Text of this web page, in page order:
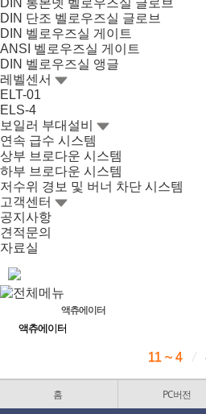
DIN 롱본넷 벨로우즈실 글로브
DIN 단조 벨로우즈실 글로브
DIN 벨로우즈실 게이트
ANSI 벨로우즈실 게이트
DIN 벨로우즈실 앵글
레벨센서
ELT-01
ELS-4
보일러 부대설비
연속 급수 시스템
상부 브로다운 시스템
하부 브로다운 시스템
저수위 경보 및 버너 차단 시스템
고객센터
공지사항
견적문의
자료실
액츄에이터
액츄에이터
11 ~ 4 /
홈 PC버전